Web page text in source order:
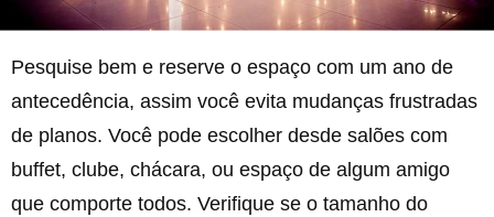
Pesquise bem e reserve o espaço com um ano de
antecedência, assim você evita mudanças frustradas
de planos. Você pode escolher desde salões com
buffet, clube, chácara, ou espaço de algum amigo
que comporte todos. Verifique se o tamanho do